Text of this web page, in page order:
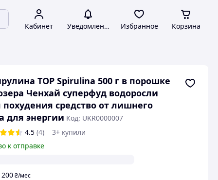
Кабинет Уведомления Избранное Корзина
TOP Spirulina 500 г в порошке
Ченхай суперфуд водоросли
похудения средство от лишнего
для энергии Код: UKR0000007
4.5 (4)
3+ купили
к отправке
200 ₴/мес